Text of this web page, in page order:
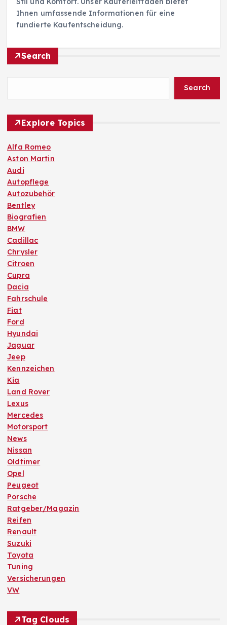
Ihnen umfassende Informationen für eine
fundierte Kaufentscheidung.
Search
Search
Explore Topics
Alfa Romeo
Aston Martin
Audi
Autopflege
Autozubehör
Bentley
Biografien
BMW
Cadillac
Chrysler
Citroen
Cupra
Dacia
Fahrschule
Fiat
Ford
Hyundai
Jaguar
Jeep
Kennzeichen
Kia
Land Rover
Lexus
Mercedes
Motorsport
News
Nissan
Oldtimer
Opel
Peugeot
Porsche
Ratgeber/Magazin
Reifen
Renault
Suzuki
Toyota
Tuning
Versicherungen
VW
Tag Clouds